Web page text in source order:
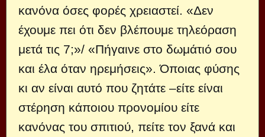
κανόνα όσες φορές χρειαστεί. «Δεν
έχουμε πει ότι δεν βλέπουμε τηλεόραση
μετά τις 7;»/ «Πήγαινε στο δωμάτιό σου
και έλα όταν ηρεμήσεις». Όποιας φύσης
κι αν είναι αυτό που ζητάτε –είτε είναι
στέρηση κάποιου προνομίου είτε
κανόνας του σπιτιού, πείτε τον ξανά και